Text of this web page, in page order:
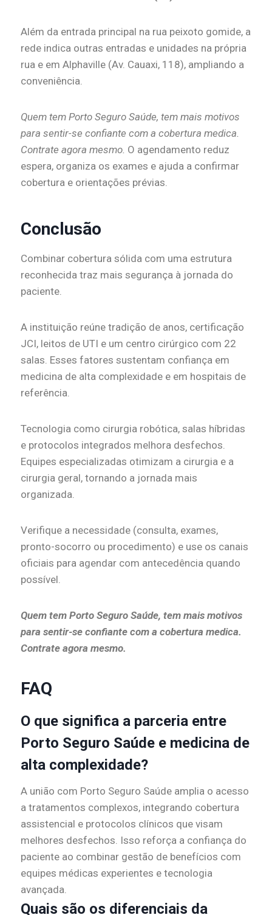
Além da entrada principal na rua peixoto gomide, a
rede indica outras entradas e unidades na própria
rua e em Alphaville (Av. Cauaxi, 118), ampliando a
conveniência.
Quem tem Porto Seguro Saúde, tem mais motivos
para sentir-se confiante com a cobertura medica.
Contrate agora mesmo. O agendamento reduz
espera, organiza os exames e ajuda a confirmar
cobertura e orientações prévias.
Conclusão
Combinar cobertura sólida com uma estrutura
reconhecida traz mais segurança à jornada do
paciente.
A instituição reúne tradição de anos, certificação
JCI, leitos de UTI e um centro cirúrgico com 22
salas. Esses fatores sustentam confiança em
medicina de alta complexidade e em hospitais de
referência.
Tecnologia como cirurgia robótica, salas híbridas
e protocolos integrados melhora desfechos.
Equipes especializadas otimizam a cirurgia e a
cirurgia geral, tornando a jornada mais
organizada.
Verifique a necessidade (consulta, exames,
pronto-socorro ou procedimento) e use os canais
oficiais para agendar com antecedência quando
possível.
Quem tem Porto Seguro Saúde, tem mais motivos
para sentir-se confiante com a cobertura medica.
Contrate agora mesmo.
FAQ
O que significa a parceria entre
Porto Seguro Saúde e medicina de
alta complexidade?
A união com Porto Seguro Saúde amplia o acesso
a tratamentos complexos, integrando cobertura
assistencial e protocolos clínicos que visam
melhores desfechos. Isso reforça a confiança do
paciente ao combinar gestão de benefícios com
equipes médicas experientes e tecnologia
avançada.
Quais são os diferenciais da